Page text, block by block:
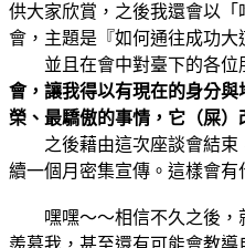
供大家欣賞，之後我還會以
會，主題是『如何通往成功大
並且在會中對臺下的各位
會，讓我得以有現在的身分
榮、最驕傲的事情，它（屎）
之後藉由這次座談會結束
續一個月密集宣傳。這樣會有
嘿嘿～～相信不久之後，
羨慕我，甚至還有可能會教